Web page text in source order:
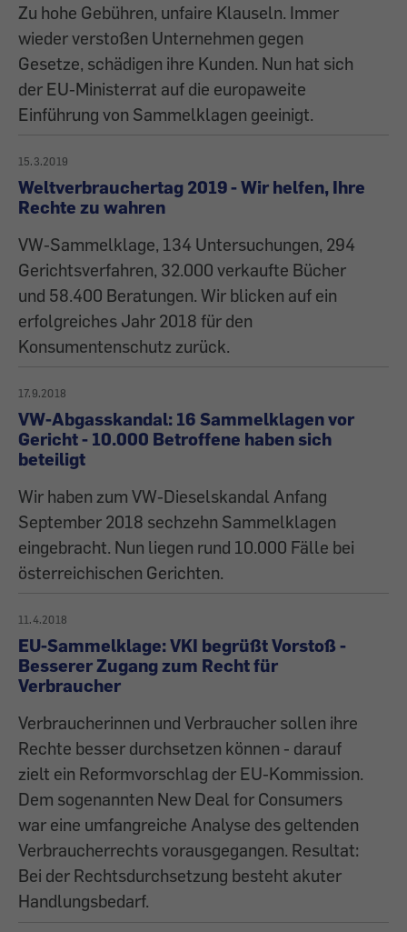
Zu hohe Gebühren, unfaire Klauseln. Immer
wieder verstoßen Unternehmen gegen
Gesetze, schädigen ihre Kunden. Nun hat sich
der EU-Ministerrat auf die europaweite
Einführung von Sammelklagen geeinigt.
15.3.2019
Weltverbrauchertag 2019 - Wir helfen, Ihre
Rechte zu wahren
VW-Sammelklage, 134 Untersuchungen, 294
Gerichtsverfahren, 32.000 verkaufte Bücher
und 58.400 Beratungen. Wir blicken auf ein
erfolgreiches Jahr 2018 für den
Konsumentenschutz zurück.
17.9.2018
VW-Abgasskandal: 16 Sammelklagen vor
Gericht - 10.000 Betroffene haben sich
beteiligt
Wir haben zum VW-Dieselskandal Anfang
September 2018 sechzehn Sammelklagen
eingebracht. Nun liegen rund 10.000 Fälle bei
österreichischen Gerichten.
11.4.2018
EU-Sammelklage: VKI begrüßt Vorstoß -
Besserer Zugang zum Recht für
Verbraucher
Verbraucherinnen und Verbraucher sollen ihre
Rechte besser durchsetzen können - darauf
zielt ein Reformvorschlag der EU-Kommission.
Dem sogenannten New Deal for Consumers
war eine umfangreiche Analyse des geltenden
Verbraucherrechts vorausgegangen. Resultat:
Bei der Rechtsdurchsetzung besteht akuter
Handlungsbedarf.